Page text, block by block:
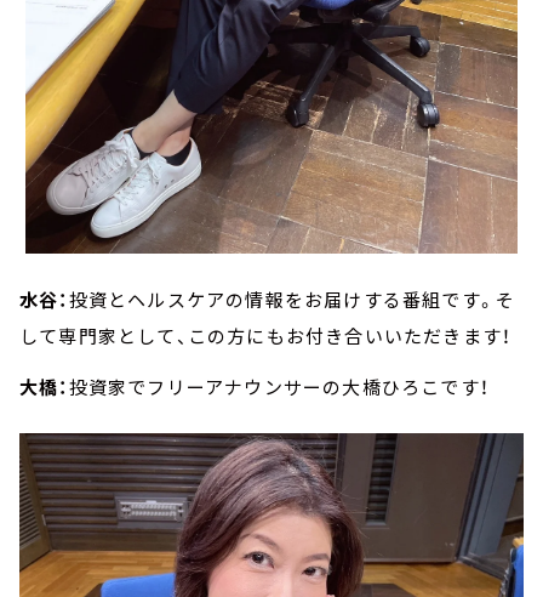
水谷：投資とヘルスケアの情報をお届けする番組です。そ
して専門家として、この方にもお付き合いいただきます！
大橋：投資家でフリーアナウンサーの大橋ひろこです！